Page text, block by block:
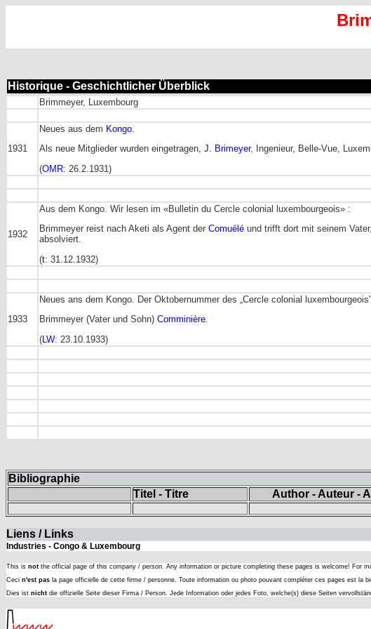
Historique - Geschichtlicher Überblick
Brimmeyer, Luxembourg
1931
Neues aus dem Kongo.
Als neue Mitglieder wurden eingetragen, J. Brimeyer, Ingenieur, Belle-Vue,
(OMR: 26.2.1931)
1932
Aus dem Kongo. Wir lesen im «Bulletin du Cercle colonial luxembourgeois» :
Brimmeyer reist nach Aketi als Agent der Comuélé und trifft dort mit seinem
absolviert.
(t: 31.12.1932)
1933
Neues ans dem Kongo. Der Oktobernummer des „Cercle colonial
Brimmeyer (Vater und Sohn) Comminière.
(LW: 23.10.1933)
Bibliographie
Titel - Titre
Author - Auteur -
Liens / Links
Industries - Congo & Luxembourg
This is not the official page of this company / person. Any information or picture completing these pages is welcome! For
Ceci n'est pas la page officielle de cette firme / personne. Toute information ou photo pouvant compléter ces pages est la
Dies ist nicht die offizielle Seite dieser Firma / Person. Jede Information oder jedes Foto, welche(s) diese Seiten